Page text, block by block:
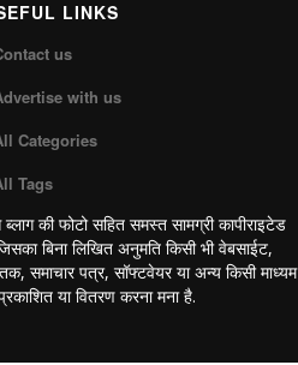
LINKS
us
with us
Categories
Tags
की फोटो सहित समस्त सामग्री कापीराइटेड
बिना लिखित अनुमति किसी भी वेबसाईट,
समाचार पत्र, सॉफ्टवेयर या अन्य किसी माध्यम
या वितरण करना मना है.